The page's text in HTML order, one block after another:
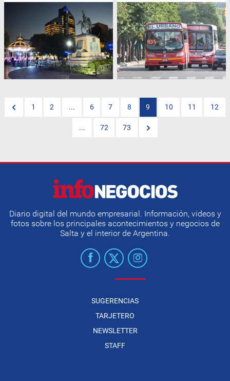
1 2 ... 6 7 8 9 10 11 12
... 72 73
Diario digital del mundo empresarial. Información, videos y
fotos sobre los principales acontecimientos y negocios de
Salta y el interior de Argentina.
SUGERENCIAS
TARJETERO
NEWSLETTER
STAFF